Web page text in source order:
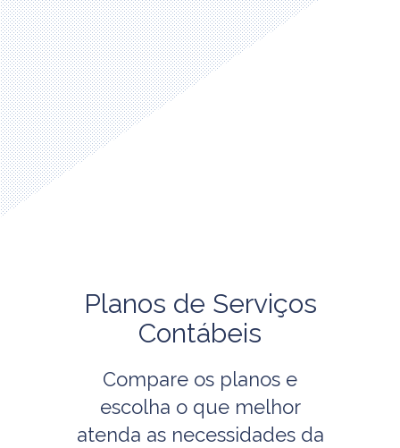
Planos de Serviços
Contábeis
Compare os planos e
escolha o que melhor
atenda as necessidades da